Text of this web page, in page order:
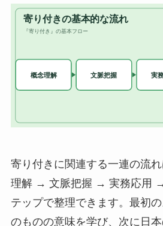
寄り付きに関連する一連の流
理解 → 文脈把握 → 実務応用
テップで整理できます。最初
のものの意味を学び、次に日